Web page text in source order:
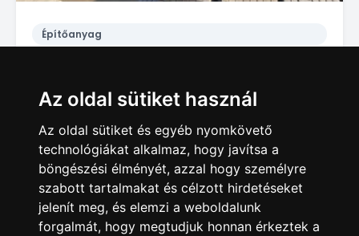
Az oldal sütiket használ
Az oldal sütiket és egyéb nyomkövető
technológiákat alkalmaz, hogy javítsa a
böngészési élményét, azzal hogy személyre
szabott tartalmakat és célzott hirdetéseket
jelenít meg, és elemzi a weboldalunk
forgalmát, hogy megtudjuk honnan érkeztek a
Építőanyag
369 Ft
Körmend